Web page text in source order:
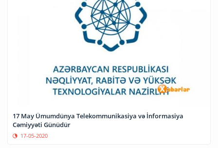
17 May Ümumdünya Telekommunikasiya və İnformasiya
Cəmiyyəti Günüdür
17-05-2020